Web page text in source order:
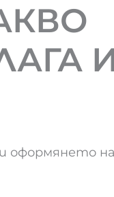
И
оформянето на